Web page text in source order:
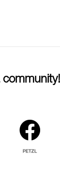
community!